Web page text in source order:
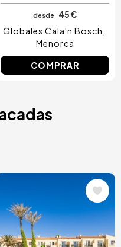
desde
45 €
Globales Cala'n Bosch
Menorca
COMPRAR